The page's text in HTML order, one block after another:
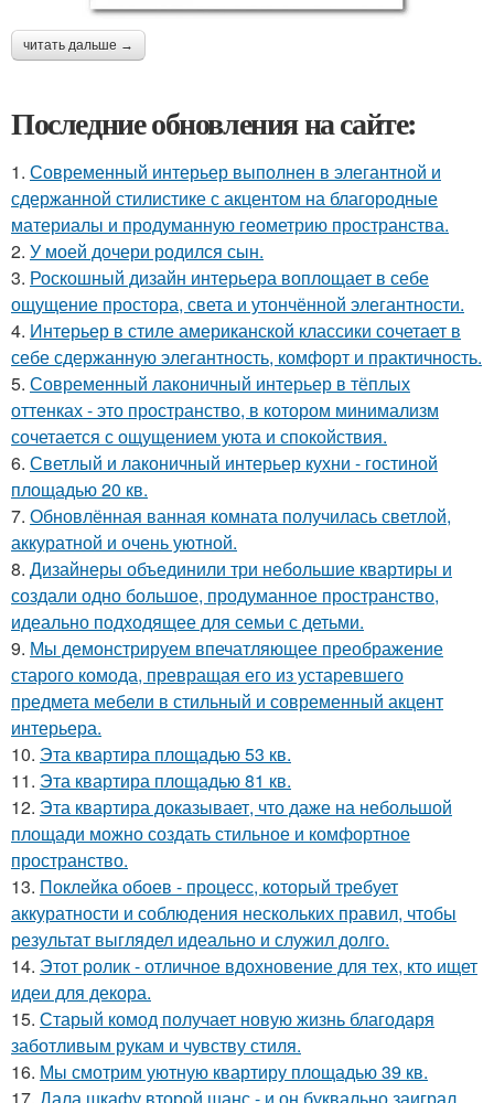
читать дальше →
Последние обновления на сайте:
1. Современный интерьер выполнен в элегантной и
сдержанной стилистике с акцентом на благородные
материалы и продуманную геометрию пространства.
2. У моей дочери родился сын.
3. Роскошный дизайн интерьера воплощает в себе
ощущение простора, света и утончённой элегантности.
4. Интерьер в стиле американской классики сочетает в
себе сдержанную элегантность, комфорт и практичность.
5. Современный лаконичный интерьер в тёплых
оттенках - это пространство, в котором минимализм
сочетается с ощущением уюта и спокойствия.
6. Светлый и лаконичный интерьер кухни - гостиной
площадью 20 кв.
7. Обновлённая ванная комната получилась светлой,
аккуратной и очень уютной.
8. Дизайнеры объединили три небольшие квартиры и
создали одно большое, продуманное пространство,
идеально подходящее для семьи с детьми.
9. Мы демонстрируем впечатляющее преображение
старого комода, превращая его из устаревшего
предмета мебели в стильный и современный акцент
интерьера.
10. Эта квартира площадью 53 кв.
11. Эта квартира площадью 81 кв.
12. Эта квартира доказывает, что даже на небольшой
площади можно создать стильное и комфортное
пространство.
13. Поклейка обоев - процесс, который требует
аккуратности и соблюдения нескольких правил, чтобы
результат выглядел идеально и служил долго.
14. Этот ролик - отличное вдохновение для тех, кто ищет
идеи для декора.
15. Старый комод получает новую жизнь благодаря
заботливым рукам и чувству стиля.
16. Мы смотрим уютную квартиру площадью 39 кв.